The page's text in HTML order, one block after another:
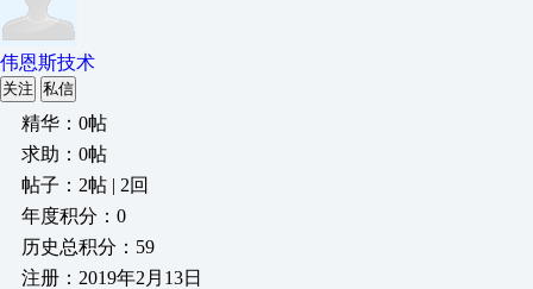
伟恩斯技术
关注 私信
精华：0帖
求助：0帖
帖子：2帖 | 2回
年度积分：0
历史总积分：59
注册：2019年2月13日